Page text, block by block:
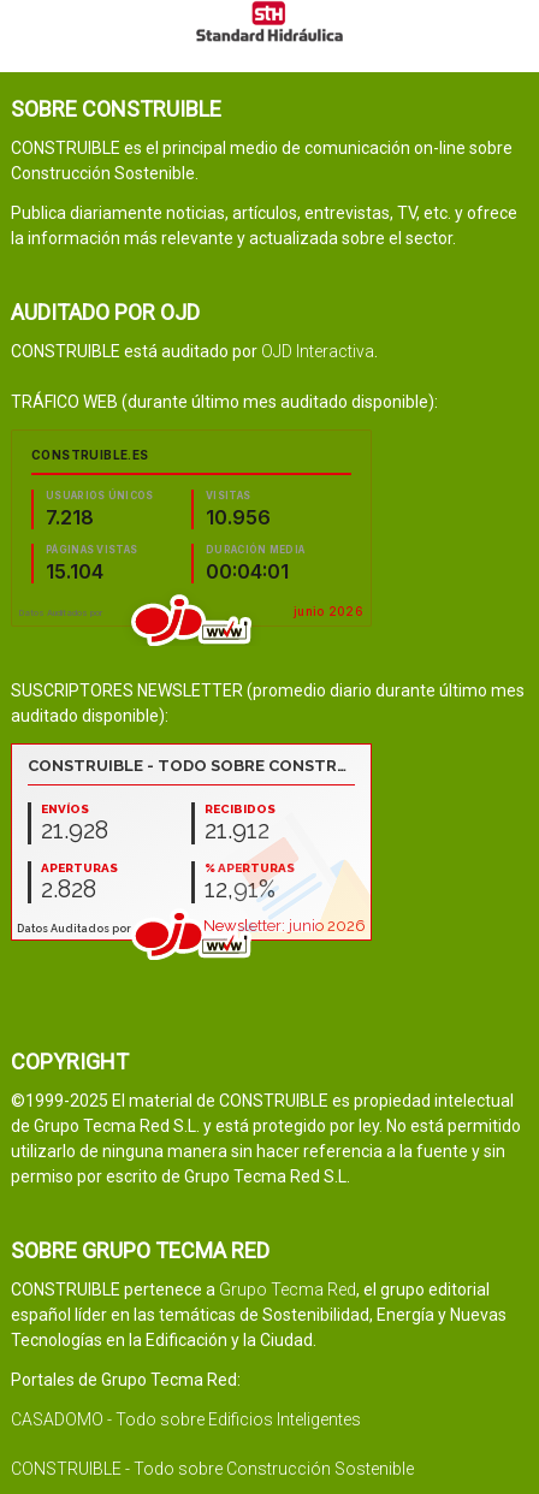
SOBRE CONSTRUIBLE
CONSTRUIBLE es el principal medio de comunicación on-line sobre
Construcción Sostenible.
Publica diariamente noticias, artículos, entrevistas, TV, etc. y ofrece
la información más relevante y actualizada sobre el sector.
AUDITADO POR OJD
CONSTRUIBLE está auditado por OJD Interactiva
TRÁFICO WEB (durante último mes auditado disponible):
SUSCRIPTORES NEWSLETTER (promedio diario durante último mes
auditado disponible):
COPYRIGHT
©1999-2025 El material de CONSTRUIBLE es propiedad intelectual
de Grupo Tecma Red S.L. y está protegido por ley. No está permitido
utilizarlo de ninguna manera sin hacer referencia a la fuente y sin
permiso por escrito de Grupo Tecma Red S.L.
SOBRE GRUPO TECMA RED
CONSTRUIBLE pertenece a Grupo Tecma Red, el grupo editorial
español líder en las temáticas de Sostenibilidad, Energía y Nuevas
Tecnologías en la Edificación y la Ciudad.
Portales de Grupo Tecma Red:
CASADOMO - Todo sobre Edificios Inteligentes
CONSTRUIBLE - Todo sobre Construcción Sostenible